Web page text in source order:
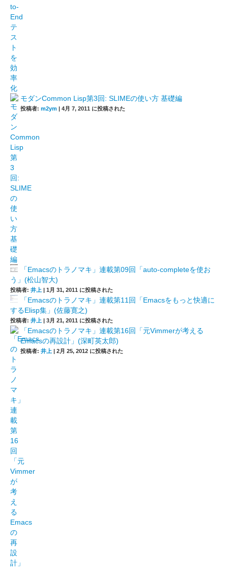
モダンCommon Lisp第3回: SLIMEの使い方 基礎編
投稿者: m2ym | 4月 7, 2011 に投稿された
「Emacsのトラノマキ」連載第09回「auto-completeを使お
う」(松山智大)
投稿者: 井上 | 1月 31, 2011 に投稿された
「Emacsのトラノマキ」連載第11回「Emacsをもっと快適に
するElisp集」(佐藤寛之)
投稿者: 井上 | 3月 21, 2011 に投稿された
「Emacsのトラノマキ」連載第16回「元Vimmerが考える
Emacsの再設計」(深町英太郎)
投稿者: 井上 | 2月 25, 2012 に投稿された